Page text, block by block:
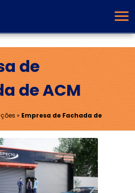
de
de ACM
» Empresa de Fachada de